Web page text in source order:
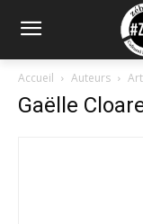
Accueil Auteurs
Gaëlle